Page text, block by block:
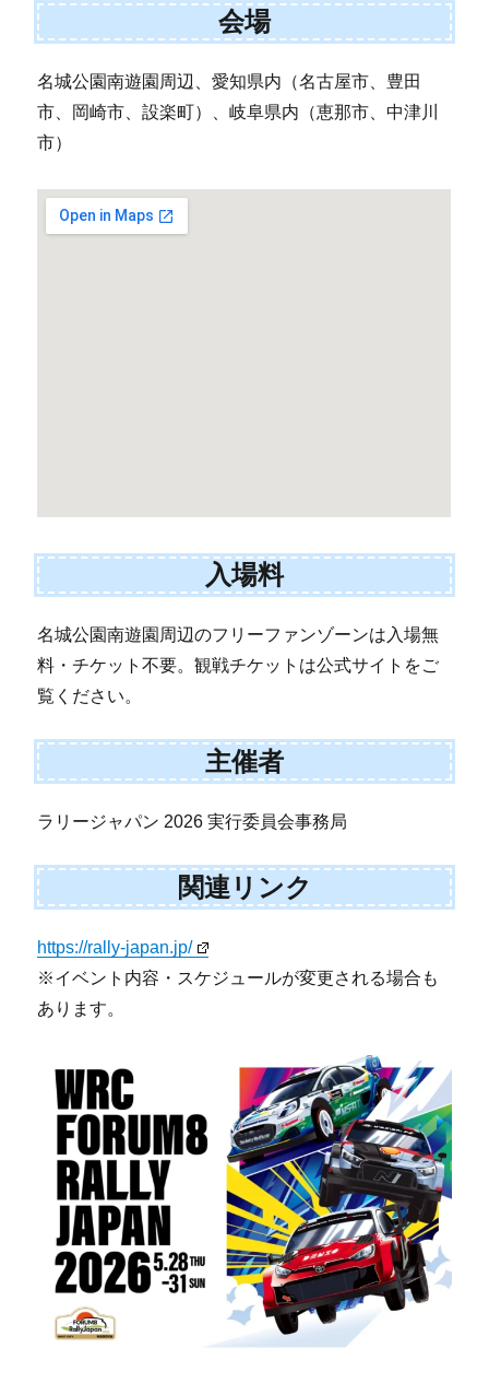
会場
名城公園南遊園周辺、愛知県内（名古屋市、豊田
市、岡崎市、設楽町）、岐阜県内（恵那市、中津川
市）
入場料
名城公園南遊園周辺のフリーファンゾーンは入場無
料・チケット不要。観戦チケットは公式サイトをご
覧ください。
主催者
ラリージャパン 2026 実行委員会事務局
関連リンク
https://rally-japan.jp/
※イベント内容・スケジュールが変更される場合も
あります。